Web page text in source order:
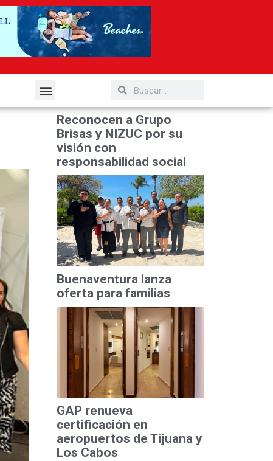
Reconocen a Grupo
Brisas y NIZUC por su
visión con
responsabilidad social
Buenaventura lanza
oferta para familias
GAP renueva
certificación en
aeropuertos de Tijuana y
Los Cabos